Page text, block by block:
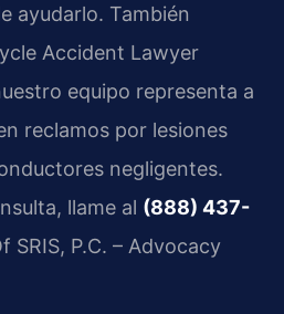
ayudarlo. También
Accident Lawyer
equipo representa a
reclamos por lesiones
negligentes.
llame al (888) 437-
SRIS, P.C. – Advocacy